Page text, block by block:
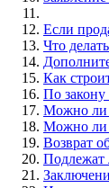
Если
Что
Как
По
Можно ли
Можно ли
Возврат
Подлежат